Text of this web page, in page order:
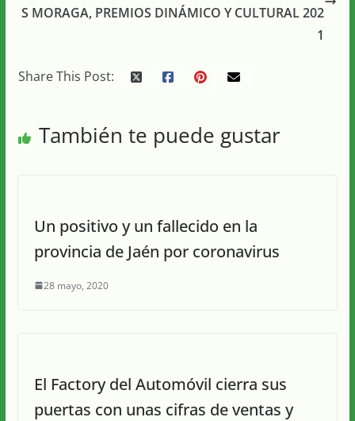
S MORAGA, PREMIOS DINÁMICO Y CULTURAL 202
1
Share This Post:
También te puede gustar
Un positivo y un fallecido en la
provincia de Jaén por coronavirus
28 mayo, 2020
El Factory del Automóvil cierra sus
puertas con unas cifras de ventas y